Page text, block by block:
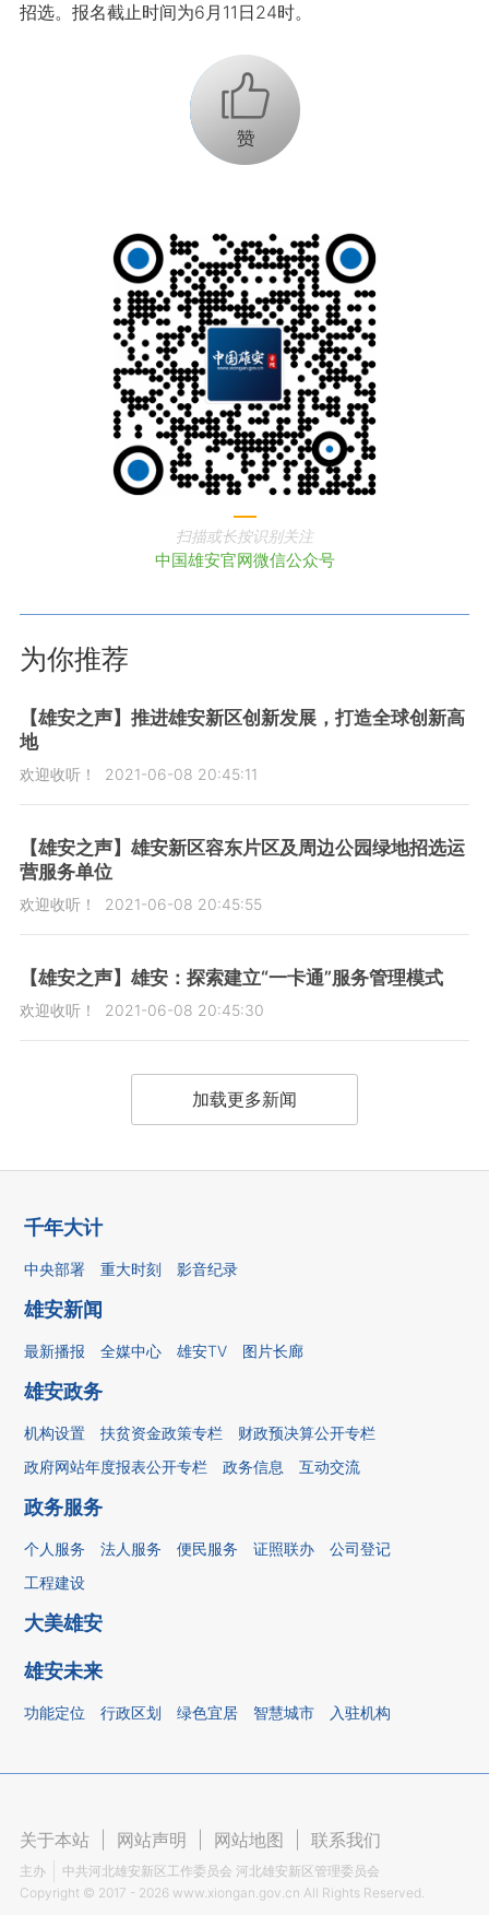
招选。报名截止时间为6月11日24时。
+1
扫描或长按识别关注
中国雄安官网微信公众号
为你推荐
【雄安之声】推进雄安新区创新发展，打造全球创新高
地
欢迎收听！ 2021-06-08 20:45:11
【雄安之声】雄安新区容东片区及周边公园绿地招选运
营服务单位
欢迎收听！ 2021-06-08 20:45:55
【雄安之声】雄安：探索建立“一卡通”服务管理模式
欢迎收听！ 2021-06-08 20:45:30
加载更多新闻
千年大计
中央部署 重大时刻 影音纪录
雄安新闻
最新播报 全媒中心 雄安TV 图片长廊
雄安政务
机构设置 扶贫资金政策专栏
财政预决算公开专栏
政府网站年度报表公开专栏
政务信息 互动交流
政务服务
个人服务 法人服务 便民服务 证照联办
公司登记
工程建设
大美雄安
雄安未来
功能定位 行政区划 绿色宜居 智慧城市 入驻机构
关于本站 网站声明 网站地图 联系我们
主办
中共河北雄安新区工作委员会 河北雄安新区管理委员会
Copyright © 2017 - 2026 www.xiongan.gov.cn All Rights Reserved.